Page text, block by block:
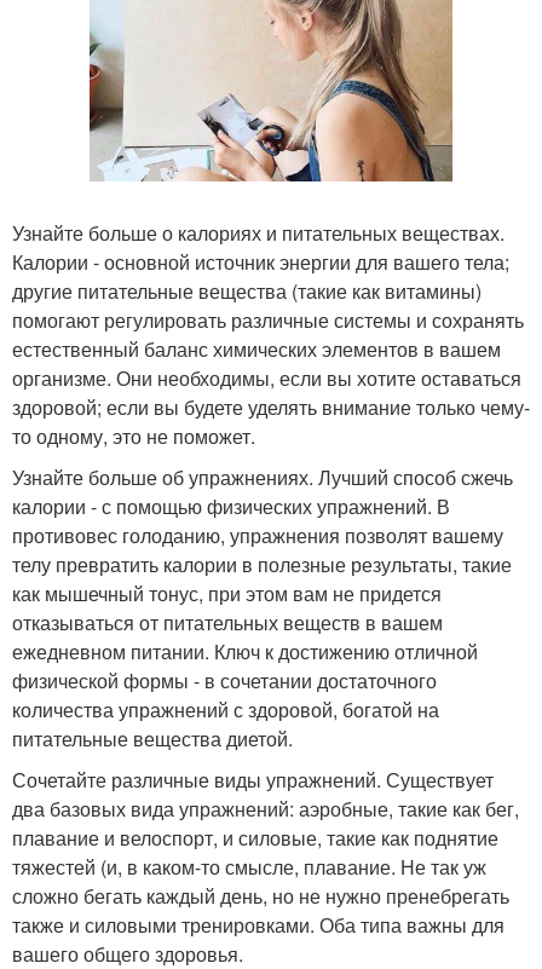
Узнайте больше о калориях и питательных веществах.
Калории - основной источник энергии для вашего тела;
другие питательные вещества (такие как витамины)
помогают регулировать различные системы и сохранять
естественный баланс химических элементов в вашем
организме. Они необходимы, если вы хотите оставаться
здоровой; если вы будете уделять внимание только чему-
то одному, это не поможет.
Узнайте больше об упражнениях. Лучший способ сжечь
калории - с помощью физических упражнений. В
противовес голоданию, упражнения позволят вашему
телу превратить калории в полезные результаты, такие
как мышечный тонус, при этом вам не придется
отказываться от питательных веществ в вашем
ежедневном питании. Ключ к достижению отличной
физической формы - в сочетании достаточного
количества упражнений с здоровой, богатой на
питательные вещества диетой.
Сочетайте различные виды упражнений. Существует
два базовых вида упражнений: аэробные, такие как бег,
плавание и велоспорт, и силовые, такие как поднятие
тяжестей (и, в каком-то смысле, плавание. Не так уж
сложно бегать каждый день, но не нужно пренебрегать
также и силовыми тренировками. Оба типа важны для
вашего общего здоровья.